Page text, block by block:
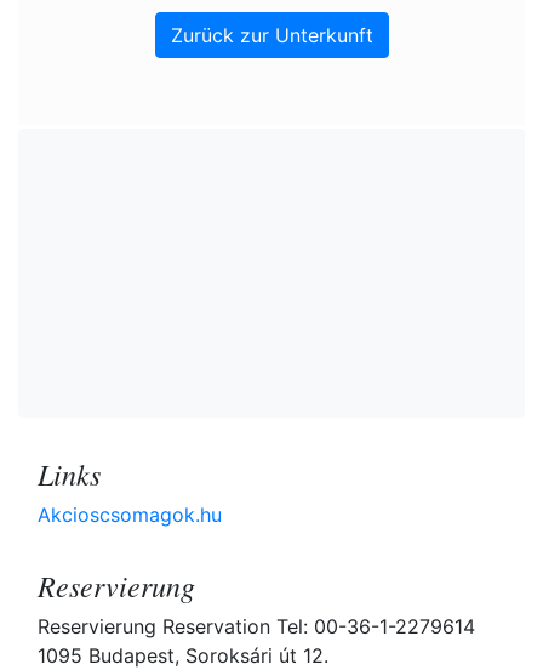
Zurück zur Unterkunft
Links
Akcioscsomagok.hu
Reservierung
Reservierung Reservation Tel: 00-36-1-2279614
1095 Budapest, Soroksári út 12.